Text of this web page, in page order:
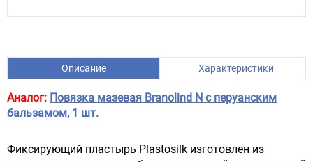
Описание Характеристики
Аналог: Повязка мазевая Branolind N с перуанским
бальзамом, 1 шт.
Фиксирующий пластырь Plastosilk изготовлен из